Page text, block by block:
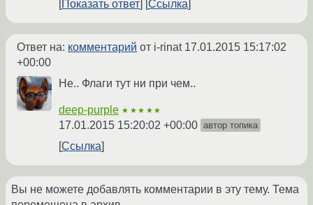
Показать ответ
Ссылка
Ответ на: комментарий от i-rinat 17.01.2015 15:17:02
+00:00
Не.. Флаги тут ни при чем..
deep-purple ★★★★★
17.01.2015 15:20:02 +00:00 автор топика
Ссылка
Вы не можете добавлять комментарии в эту тему. Тема